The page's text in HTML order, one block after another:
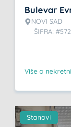
Bulevar
NOVI SAD
ŠIFRA:
Više o
Stanovi